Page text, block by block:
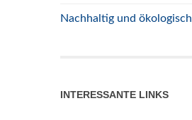
Nachhaltig und ökologisch
INTERESSANTE LINKS